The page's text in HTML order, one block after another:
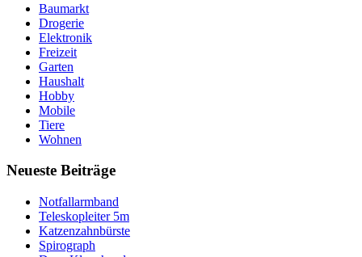
Baumarkt
Drogerie
Elektronik
Freizeit
Garten
Haushalt
Hobby
Mobile
Tiere
Wohnen
Neueste Beiträge
Notfallarmband
Teleskopleiter 5m
Katzenzahnbürste
Spirograph